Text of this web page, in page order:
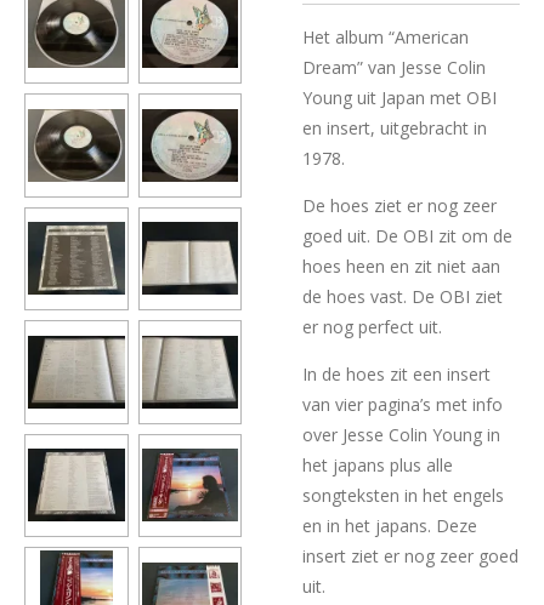
Het album “American
Dream” van Jesse Colin
Young uit Japan met OBI
en insert, uitgebracht in
1978.
De hoes ziet er nog zeer
goed uit. De OBI zit om de
hoes heen en zit niet aan
de hoes vast. De OBI ziet
er nog perfect uit.
In de hoes zit een insert
van vier pagina’s met info
over Jesse Colin Young in
het japans plus alle
songteksten in het engels
en in het japans. Deze
insert ziet er nog zeer goed
uit.